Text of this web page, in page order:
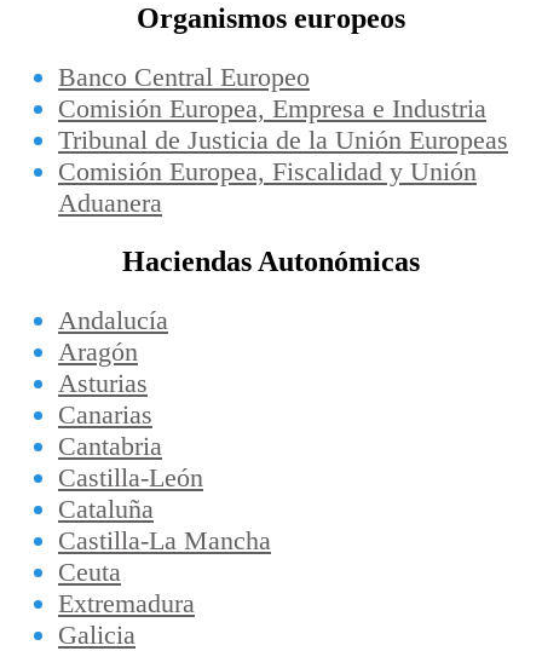
Organismos europeos
Banco Central Europeo
Comisión Europea, Empresa e Industria
Tribunal de Justicia de la Unión Europeas
Comisión Europea, Fiscalidad y Unión
Aduanera
Haciendas Autonómicas
Andalucía
Aragón
Asturias
Canarias
Cantabria
Castilla-León
Cataluña
Castilla-La Mancha
Ceuta
Extremadura
Galicia